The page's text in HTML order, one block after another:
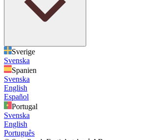
Sverige
Svenska
Spanien
Svenska
English
Español
Portugal
Svenska
English
Português